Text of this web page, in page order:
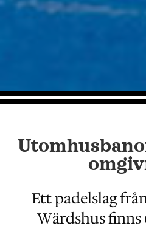
Ett padelslag
Wärdshus finns